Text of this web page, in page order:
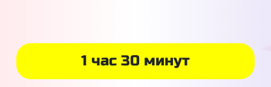
1 час 30 минут